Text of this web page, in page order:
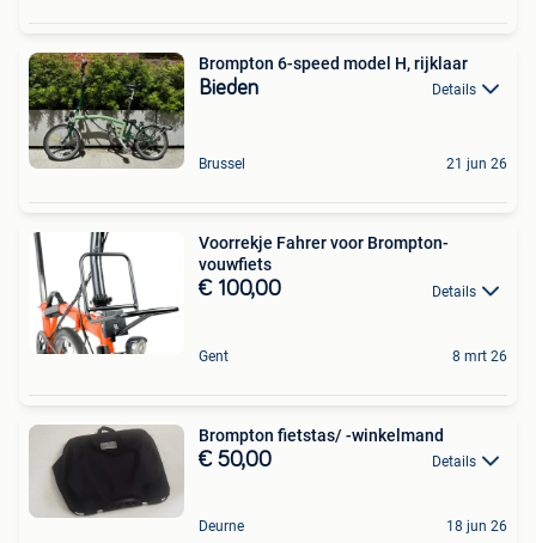
Brompton 6-speed model H, rijklaar
Bieden Details
Brussel 21 jun 26
Voorrekje Fahrer voor Brompton-
vouwfiets
€ 100,00 Details
Gent 8 mrt 26
Brompton fietstas/ -winkelmand
€ 50,00 Details
Deurne 18 jun 26